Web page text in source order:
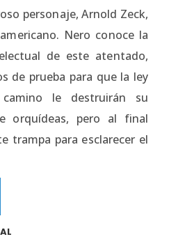
personaje, Arnold Zeck,
Nero conoce la
de este atentado,
de prueba para que la ley
le destruirán su
orquídeas, pero al final
trampa para esclarecer el